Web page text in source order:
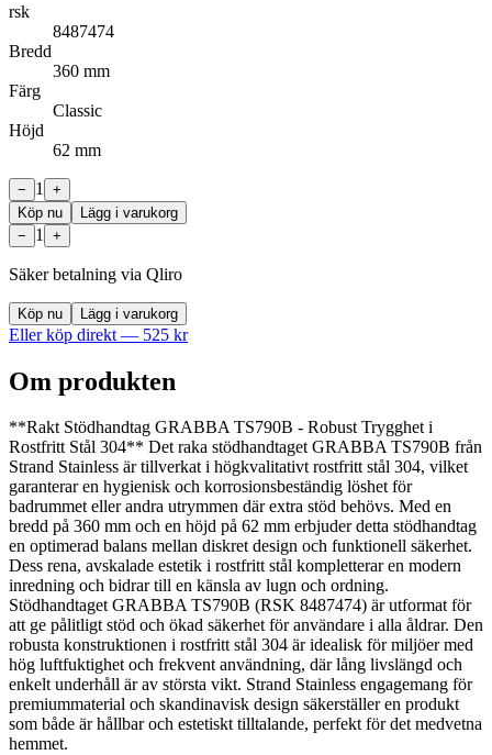
rsk
8487474
Bredd
360 mm
Färg
Classic
Höjd
62 mm
− 1
+
Köp nu
Lägg i varukorg
−
1 +
Säker betalning via Qliro
Köp nu Lägg i varukorg
Eller köp direkt — 525 kr
Om produkten
**Rakt Stödhandtag GRABBA TS790B - Robust Trygghet i
Rostfritt Stål 304** Det raka stödhandtaget GRABBA TS790B från
Strand Stainless är tillverkat i högkvalitativt rostfritt stål 304, vilket
garanterar en hygienisk och korrosionsbeständig löshet för
badrummet eller andra utrymmen där extra stöd behövs. Med en
bredd på 360 mm och en höjd på 62 mm erbjuder detta stödhandtag
en optimerad balans mellan diskret design och funktionell säkerhet.
Dess rena, avskalade estetik i rostfritt stål kompletterar en modern
inredning och bidrar till en känsla av lugn och ordning.
Stödhandtaget GRABBA TS790B (RSK 8487474) är utformat för
att ge pålitligt stöd och ökad säkerhet för användare i alla åldrar. Den
robusta konstruktionen i rostfritt stål 304 är idealisk för miljöer med
hög luftfuktighet och frekvent användning, där lång livslängd och
enkelt underhåll är av största vikt. Strand Stainless engagemang för
premiummaterial och skandinavisk design säkerställer en produkt
som både är hållbar och estetiskt tilltalande, perfekt för det medvetna
hemmet.